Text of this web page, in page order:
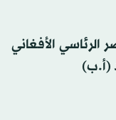
الرئاسي الأفغاني
(أ.ب)